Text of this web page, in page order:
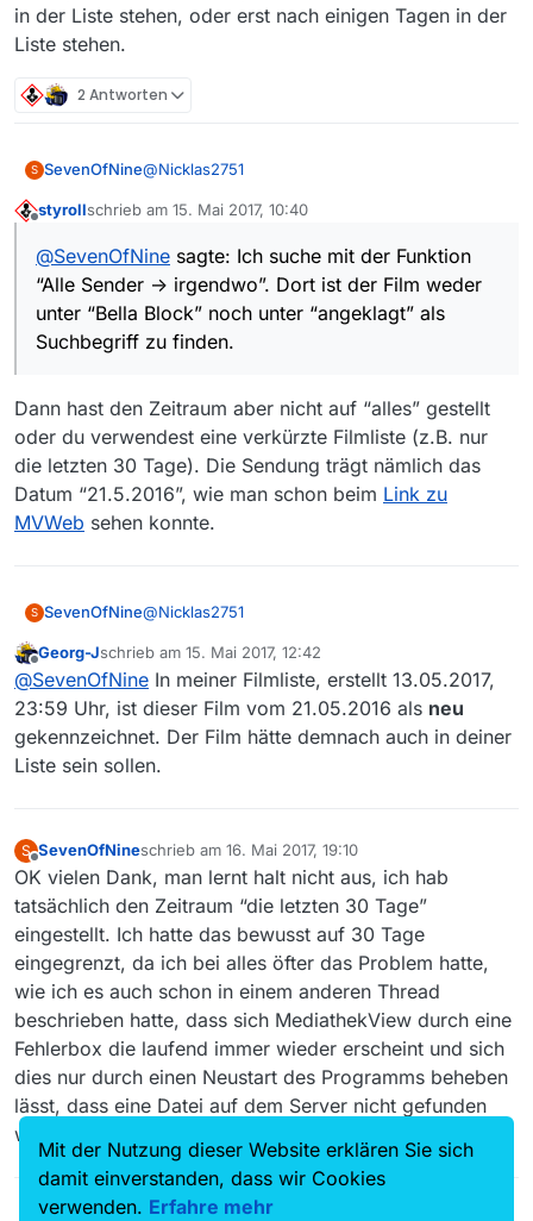
in der Liste stehen, oder erst nach einigen Tagen in der
Liste stehen.
2 Antworten
S SevenOfNine@Nicklas2751
Sorry, wenn ich Dich da etwas berichtigen muss,
Fassung mit der aktuellsten Filmliste trotzdem
nicht zu finden, Ich suche mit der Funktion “Alle
Sender -> irgendwo”. Dort ist der Film weder
unter “Bella Block” noch unter “angeklagt” als
Suchbegriff zu finden. Auch im
geschrieben um “rumzumeckern”, sondern
darauf aufmerksam zu machen, dass eine
Sendung im MediathekView 13 fehlt. Beim ZDF
ist mir in den letzten 14 Tagen schon öfter
aufgefallen, dass Sendungen nicht in der Liste
stehen, oder erst nach einigen Tagen in der Liste
styrollschrieb am 15. Mai 2017, 10:40
zuletzt editiert von
@SevenOfNine sagte: Ich suche mit der Funktion
“Alle Sender -> irgendwo”. Dort ist der Film weder
unter “Bella Block” noch unter “angeklagt” als
Suchbegriff zu finden.
Dann hast den Zeitraum aber nicht auf “alles” gestellt
oder du verwendest eine verkürzte Filmliste (z.B. nur
die letzten 30 Tage). Die Sendung trägt nämlich das
Datum “21.5.2016”, wie man schon beim Link zu
MVWeb sehen konnte.
S SevenOfNine@Nicklas2751
Sorry, wenn ich Dich da etwas berichtigen muss,
aber im Mediathekview 13.0.1 ist die normale
Fassung mit der aktuellsten Filmliste trotzdem
nicht zu finden, Ich suche mit der Funktion “Alle
Sender -> irgendwo”. Dort ist der Film weder
unter “Bella Block” noch unter “angeklagt” als
geschrieben um “rumzumeckern”, sondern
darauf aufmerksam zu machen, dass eine
Sendung im MediathekView 13 fehlt. Beim ZDF
ist mir in den letzten 14 Tagen schon öfter
aufgefallen, dass Sendungen nicht in der Liste
stehen, oder erst nach einigen Tagen in der Liste
stehen.
Offline
Georg-Jschrieb am 15. Mai 2017, 12:42
zuletzt editiert von
@SevenOfNine In meiner Filmliste, erstellt 13.05.2017,
23:59 Uhr, ist dieser Film vom 21.05.2016 als neu
gekennzeichnet. Der Film hätte demnach auch in deiner
Liste sein sollen.
S
Offline
SevenOfNineschrieb am 16. Mai 2017, 19:10
zuletzt editiert von
OK vielen Dank, man lernt halt nicht aus, ich hab
tatsächlich den Zeitraum “die letzten 30 Tage”
eingestellt. Ich hatte das bewusst auf 30 Tage
eingegrenzt, da ich bei alles öfter das Problem hatte,
wie ich es auch schon in einem anderen Thread
beschrieben hatte, dass sich MediathekView durch eine
Fehlerbox die laufend immer wieder erscheint und sich
dies nur durch einen Neustart des Programms beheben
lässt, dass eine Datei auf dem Server nicht gefunden
wurde.
Mit der Nutzung dieser Website erklären Sie sich
damit einverstanden, dass wir Cookies
verwenden. Erfahre mehr